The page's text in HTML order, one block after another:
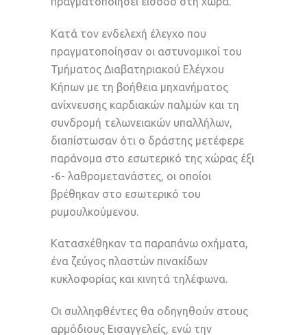
Κατά τον ενδελεχή έλεγχο που
πραγματοποίησαν οι αστυνομικοί του
Τμήματος Διαβατηριακού Ελέγχου
Κήπων με τη βοήθεια μηχανήματος
ανίχνευσης καρδιακών παλμών και τη
συνδρομή τελωνειακών υπαλλήλων,
διαπίστωσαν ότι ο δράστης μετέφερε
παράνομα στο εσωτερικό της χώρας έξι
-6- λαθρομετανάστες, οι οποίοι
βρέθηκαν στο εσωτερικό του
ρυμουλκούμενου.
Κατασχέθηκαν τα παραπάνω οχήματα,
ένα ζεύγος πλαστών πινακίδων
κυκλοφορίας και κινητά τηλέφωνα.
Οι συλληφθέντες θα οδηγηθούν στους
αρμόδιους Εισαγγελείς, ενώ την